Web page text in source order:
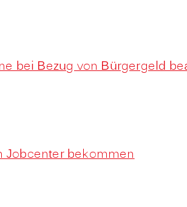
bei Bezug von Bürgergeld
Jobcenter bekommen